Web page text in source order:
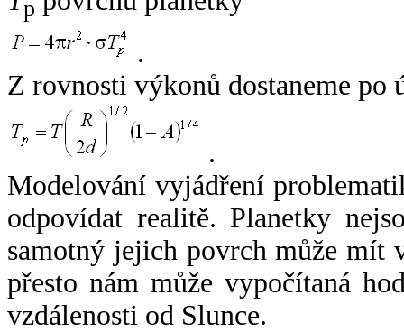
p
.
Z rovnosti výkonů dostaneme po
.
Modelování vyjádření
odpovídat realitě. Planetky
samotný jejich povrch může mít
přesto nám může vypočítaná
vzdálenosti od Slunce.